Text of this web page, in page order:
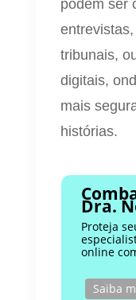
podem ser
tribunais,
digitais,
mais
histórias.
Dra.
Proteja
online
Saiba